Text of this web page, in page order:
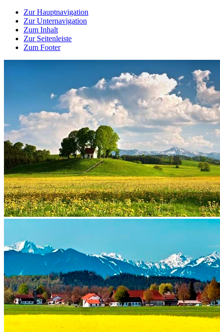
Zur Hauptnavigation
Zur Unternavigation
Zum Inhalt
Zur Seitenleiste
Zum Footer